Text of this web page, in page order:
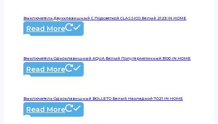
Выключатель Двухклавишный С Подсветкой CLASSICO Белый 2123 IN HOME
Read More
Выключатель Одноклавишный AQUA Белый Полугерметичный 3100 IN HOME
Read More
Выключатель Одноклавишный BOLLETO Белый Накладной 7021 IN HOME
Read More